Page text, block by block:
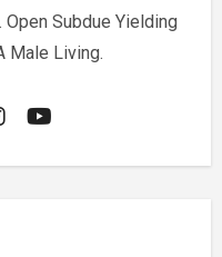
Open Subdue Yielding
Male Living.